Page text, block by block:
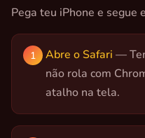
Pega teu iPhone e segue
Abre o Safari —
não rola com
atalho na tela.